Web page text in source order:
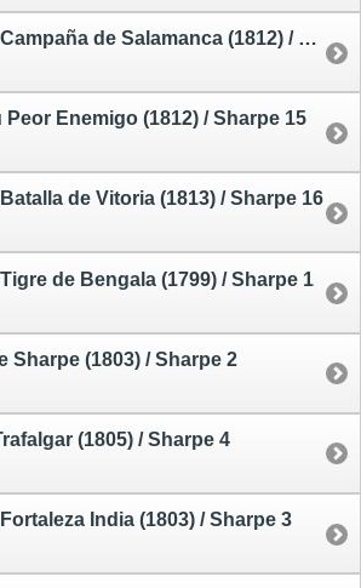
Sharpe y la Campaña de Salamanca (1812) / Sharpe 14
Enemigo (1812) / Sharpe 15
de Vitoria (1813) / Sharpe 16
de Bengala (1799) / Sharpe 1
Sharpe (1803) / Sharpe 2
(1805) / Sharpe 4
India (1803) / Sharpe 3